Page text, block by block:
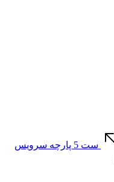
ست 5 پارچه سرویس